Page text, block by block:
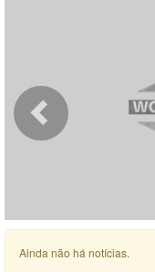
Ainda não há notícias.